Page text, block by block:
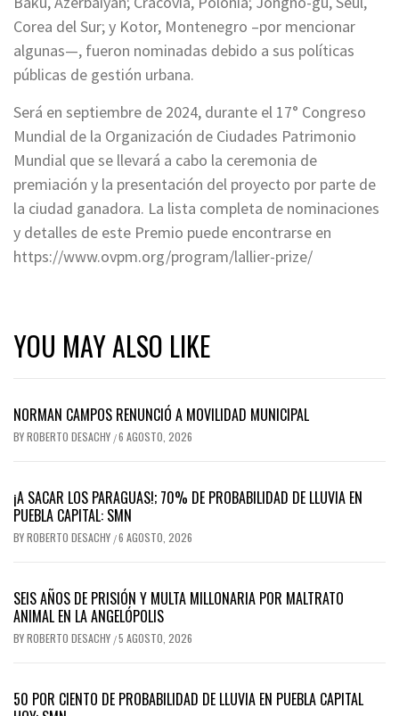
Corea del Sur; y Kotor, Montenegro –por mencionar
algunas—, fueron nominadas debido a sus políticas
públicas de gestión urbana.
Será en septiembre de 2024, durante el 17° Congreso
Mundial de la Organización de Ciudades Patrimonio
Mundial que se llevará a cabo la ceremonia de
premiación y la presentación del proyecto por parte de
la ciudad ganadora. La lista completa de nominaciones
y detalles de este Premio puede encontrarse en
https://www.ovpm.org/program/lallier-prize/
YOU MAY ALSO LIKE
NORMAN CAMPOS RENUNCIÓ A MOVILIDAD MUNICIPAL
BYROBERTO DESACHY /6 AGOSTO, 2026
¡A SACAR LOS PARAGUAS!; 70% DE PROBABILIDAD DE LLUVIA EN
PUEBLA CAPITAL: SMN
BYROBERTO DESACHY /6 AGOSTO, 2026
SEIS AÑOS DE PRISIÓN Y MULTA MILLONARIA POR MALTRATO
ANIMAL EN LA ANGELÓPOLIS
BYROBERTO DESACHY /5 AGOSTO, 2026
50 POR CIENTO DE PROBABILIDAD DE LLUVIA EN PUEBLA CAPITAL